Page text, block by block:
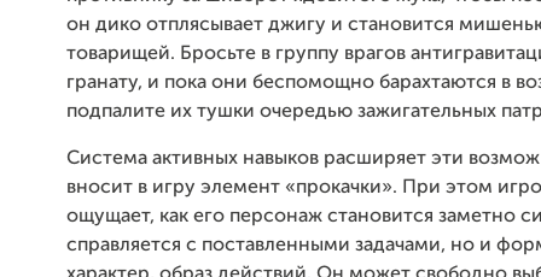
он дико отплясывает джигу и становится
товарищей. Бросьте в группу врагов
гранату, и пока они беспомощно барахтаются в
подпалите их тушки очередью зажигательных
Система активных навыков расширяет эти
вносит в игру элемент «прокачки». При этом
ощущает, как его персонаж становится заметно
справляется с поставленными задачами, но и